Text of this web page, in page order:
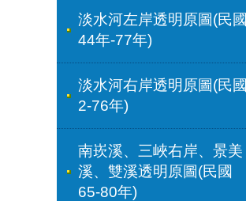
淡水河左岸透明原圖(民國
44年-77年)
淡水河右岸透明原圖(民國
2-76年)
南崁溪、三峽右岸、景美
溪、雙溪透明原圖(民國
65-80年)